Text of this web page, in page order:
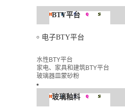
BTY平台
电子BTY平台
水性BTY平台
家电、家具和建筑BTY平台
玻璃器皿蒙砂粉
玻璃釉料